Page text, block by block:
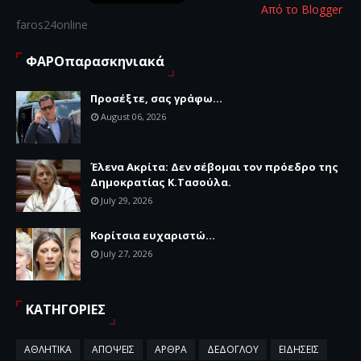
Από το Blogger
faros24online
ΦΑΡΟπαρασκηνιακά
Προσέξτε, σας γράφω...
August 06, 2026
Έλενα Ακρίτα: Δεν σέβομαι τον πρόεδρο της
Δημοκρατίας Κ.Τασούλα.
July 29, 2026
Κορίτσια ευχαριστώ...
July 27, 2026
ΚΑΤΗΓΟΡΙΕΣ
ΑΘΛΗΤΙΚΑ ΑΠΟΨΕΙΣ ΑΡΘΡΑ ΔΕΔΟΓΛΟΥ
ΕΙΔΗΣΕΙΣ